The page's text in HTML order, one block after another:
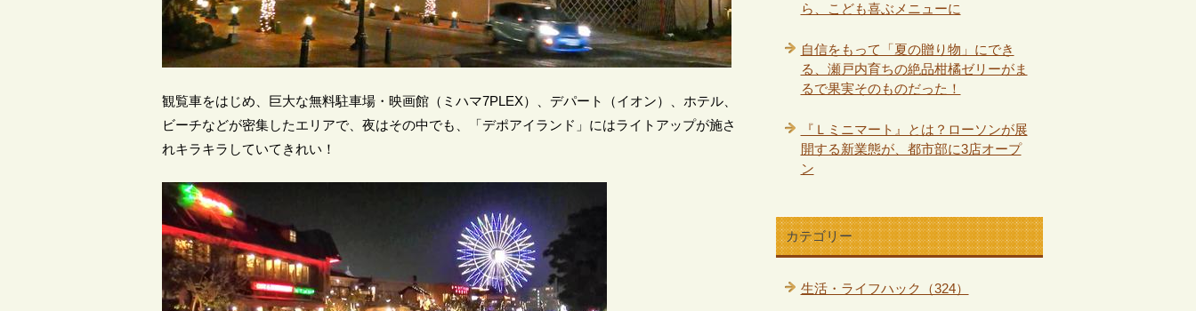
観覧車をはじめ、巨大な無料駐車場・映画館（ミハマ7PLEX）、デパート（イオン）、ホテル、
ビーチなどが密集したエリアで、夜はその中でも、「デポアイランド」にはライトアップが施さ
れキラキラしていてきれい！
ら、こども喜ぶメニューに
自信をもって「夏の贈り物」にでき
る、瀬戸内育ちの絶品柑橘ゼリーがま
るで果実そのものだった！
『Ｌミニマート』とは？ローソンが展
開する新業態が、都市部に3店オープ
ン
カテゴリー
生活・ライフハック（324）